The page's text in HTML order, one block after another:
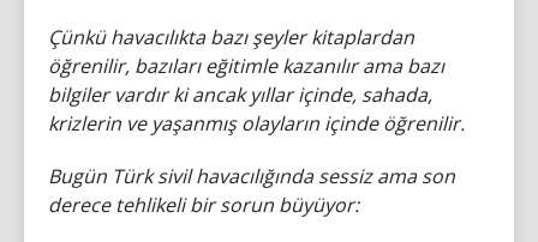
Çünkü havacılıkta bazı şeyler kitaplardan
öğrenilir, bazıları eğitimle kazanılır ama bazı
bilgiler vardır ki ancak yıllar içinde, sahada,
krizlerin ve yaşanmış olayların içinde öğrenilir.
Bugün Türk sivil havacılığında sessiz ama son
derece tehlikeli bir sorun büyüyor: